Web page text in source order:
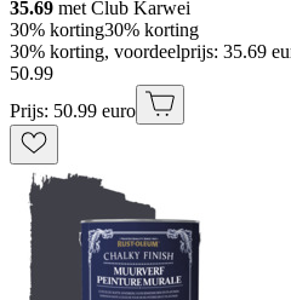
35.69 met Club Karwei
30% korting30% korting
30% korting, voordeelprijs: 35.69
50.99
Prijs: 50.99 euro